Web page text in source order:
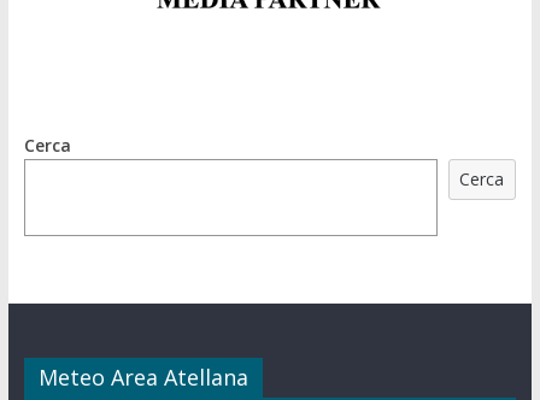
Cerca
Cerca
Meteo Area Atellana